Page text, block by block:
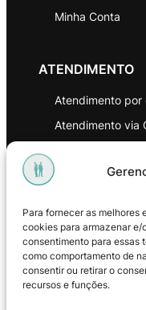
Para fornecer as melhores
cookies para armazenar e/
consentimento para essas
como comportamento de
consentir ou retirar o
recursos e funções.
Minha Conta
ATENDIMENTO
Atendimento por
Atendimento via
Política de
Política de
Política de